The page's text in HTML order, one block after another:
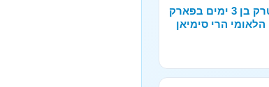
טרק בן 3 ימים בפארק
הלאומי הרי סימיאן